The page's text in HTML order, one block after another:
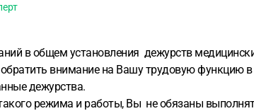
в общем установления дежурств
внимание на Вашу трудовую функцию
дежурства.
режима и работы, Вы не обязаны